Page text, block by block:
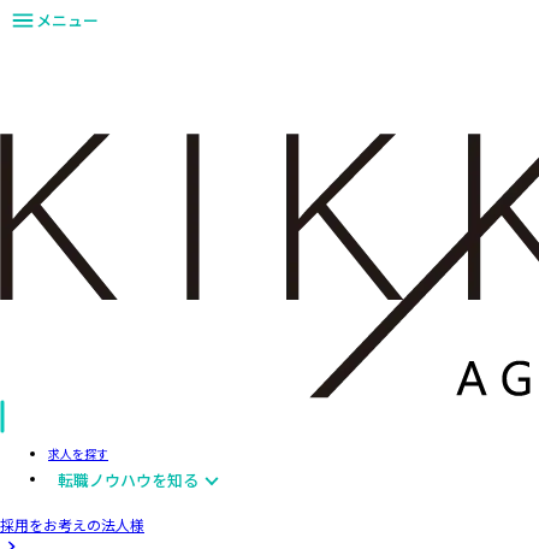
メニュー
求人を探す
転職ノウハウを知る
採用をお考えの法人様